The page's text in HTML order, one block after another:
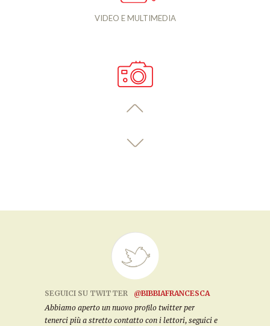
VIDEO E MULTIMEDIA
SEGUICI SU TWITTER
@BIBBIAFRANCESCA
Abbiamo aperto un nuovo profilo twitter per
tenerci più a stretto contatto con i lettori, seguici e